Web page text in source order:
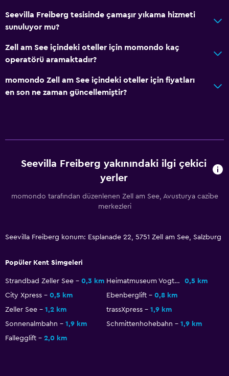
Duman alarmları
Isıtma
Ücretsiz WiFi
Yatak Örtüsü
Havlu
Şampuan
Çöp kutusu
Erişilebilirlik ve uygunluk
Tüysüz yastık
Duş sandalyesi
Asansörle erişilebilir
Üst katlara merdivenle erişilebilir
Seevilla Freiberg tesisinde çamaşır yıkama hizmeti
sunuluyor mu?
Zell am See içindeki oteller için momondo kaç
operatörü aramaktadır?
momondo Zell am See içindeki oteller için fiyatları
en son ne zaman güncellemiştir?
Seevilla Freiberg yakınındaki ilgi çekici
yerler
momondo tarafından düzenlenen Zell am See, Avusturya cazibe
merkezleri
Seevilla Freiberg konum: Esplanade 22, 5751 Zell am See, Salzburg
Popüler Kent Simgeleri
Strandbad Zeller See 0,3 km Heimatmuseum Vogtturm
0,5 km
City Xpress
0,5 km Ebenberglift
0,8 km
Zeller See
1,2 km trassXpress
1,9 km
Sonnenalmbahn
1,9 km Schmittenhohebahn
1,9 km
Fallegglift
2,0 km